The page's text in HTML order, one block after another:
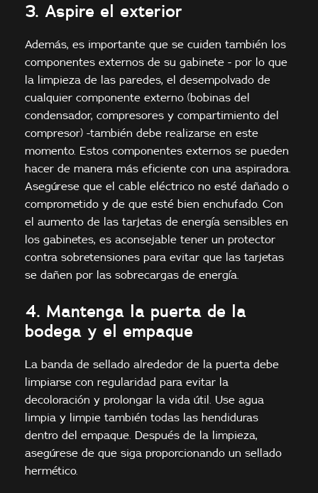
3. Aspire el exterior
Además, es importante que se cuiden también los
componentes externos de su gabinete - por lo que
la limpieza de las paredes, el desempolvado de
cualquier componente externo (bobinas del
condensador, compresores y compartimiento del
compresor) -también debe realizarse en este
momento. Estos componentes externos se pueden
hacer de manera más eficiente con una aspiradora.
Asegúrese que el cable eléctrico no esté dañado o
comprometido y de que esté bien enchufado. Con
el aumento de las tarjetas de energía sensibles en
los gabinetes, es aconsejable tener un protector
contra sobretensiones para evitar que las tarjetas
se dañen por las sobrecargas de energía.
4. Mantenga la puerta de la
bodega y el empaque
La banda de sellado alrededor de la puerta debe
limpiarse con regularidad para evitar la
decoloración y prolongar la vida útil. Use agua
limpia y limpie también todas las hendiduras
dentro del empaque. Después de la limpieza,
asegúrese de que siga proporcionando un sellado
hermético.